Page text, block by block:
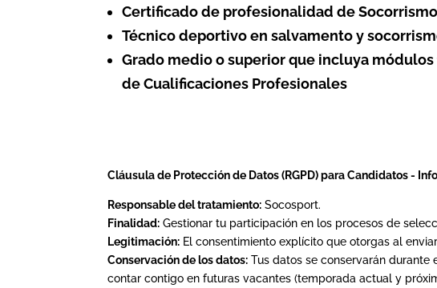
Certificado de profesionalidad de Socorrismo
Técnico deportivo en salvamento y
Grado medio o superior que incluya
de Cualificaciones Profesionales
Cláusula de Protección de Datos (RGPD) para Candidatos -
Responsable del tratamiento: Socosport.
Finalidad: Gestionar tu participación en los procesos de
Legitimación: El consentimiento explícito que otorgas al
Conservación de los datos: Tus datos se conservarán durante
contar contigo en futuras vacantes (temporada actual y